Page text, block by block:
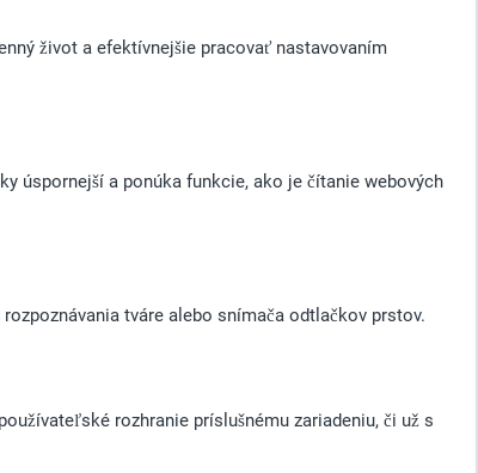
život a efektívnejšie pracovať nastavovaním
úspornejší a ponúka funkcie, ako je čítanie webových
tváre alebo snímača odtlačkov prstov.
rozhranie príslušnému zariadeniu, či už s